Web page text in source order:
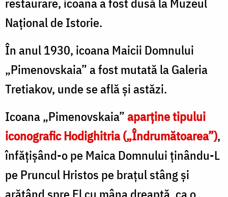
Național de Istorie.
În anul 1930, icoana Maicii Domnului
„Pimenovskaia” a fost mutată la Galeria
Tretiakov, unde se află și astăzi.
Icoana „Pimenovskaia”aparține tipului
iconograficHodighitria („Îndrumătoarea”),
înfățișând-o pe Maica Domnului ținându-L
pe Pruncul Hristos pe brațul stâng și